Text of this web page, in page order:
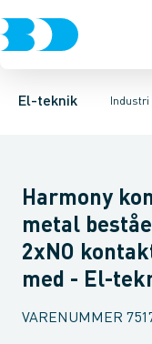
El-teknik
Afbrydere,
Industristiksystemer
Elektronisk
Harmony
metal
2xNO
med - El-
VARENUMMER